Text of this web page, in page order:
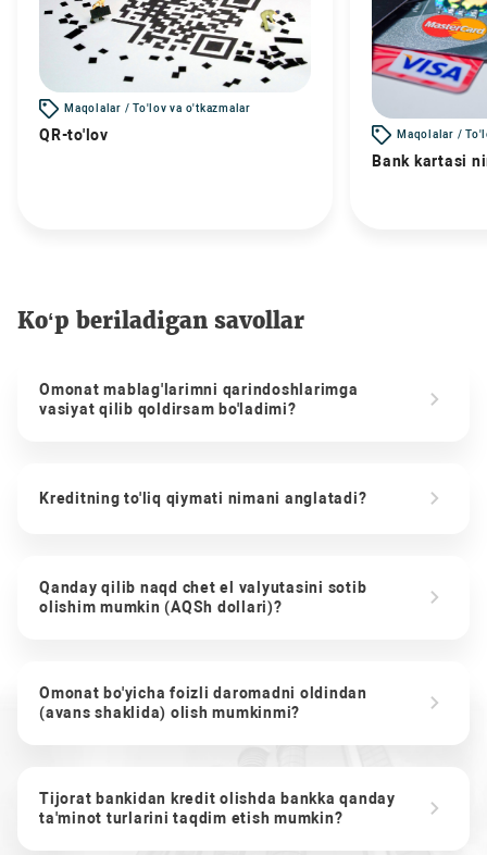
Maqolalar / To'lov va o'tkazmalar
QR-to'lov Maqolalar /
Bank kartasi
Ko‘p beriladigan savollar
Omonat mablag'larimni qarindoshlarimga
vasiyat qilib qoldirsam bo'ladimi?
Kreditning to'liq qiymati nimani anglatadi?
Qanday qilib naqd chet el valyutasini sotib
olishim mumkin (AQSh dollari)?
Omonat bo'yicha foizli daromadni oldindan
(avans shaklida) olish mumkinmi?
Tijorat bankidan kredit olishda bankka qanday
ta'minot turlarini taqdim etish mumkin?